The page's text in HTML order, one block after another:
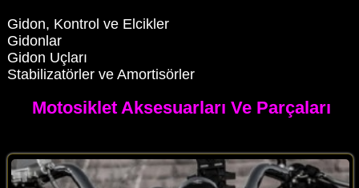
Gidon, Kontrol ve Elcikler
Gidonlar
Gidon Uçları
Stabilizatörler ve Amortisörler
Motosiklet Aksesuarları Ve Parçaları